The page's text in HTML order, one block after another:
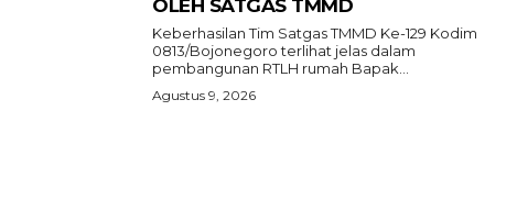
OLEH SATGAS TMMD
Keberhasilan Tim Satgas TMMD Ke-129 Kodim
0813/Bojonegoro terlihat jelas dalam
pembangunan RTLH rumah Bapak...
Agustus 9, 2026